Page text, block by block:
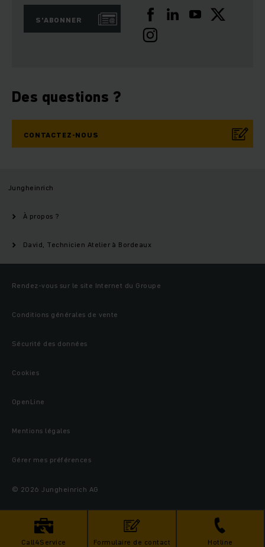
Call4Service Formulaire de contact Hotline
S'ABONNER
Des questions ?
CONTACTEZ-NOUS
Jungheinrich
À propos ?
David, Technicien Atelier à Bordeaux
Rendez-vous sur le site Internet du Groupe
Conditions générales de vente
Sécurité des données
Cookies
OpenLine
Mentions légales
Gérer mes préférences
© 2026 Jungheinrich AG